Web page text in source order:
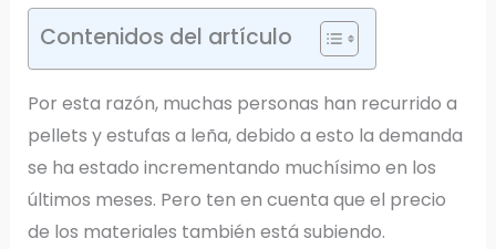
Contenidos del artículo
Por esta razón, muchas personas han recurrido a
pellets y estufas a leña, debido a esto la demanda
se ha estado incrementando muchísimo en los
últimos meses. Pero ten en cuenta que el precio
de los materiales también está subiendo.